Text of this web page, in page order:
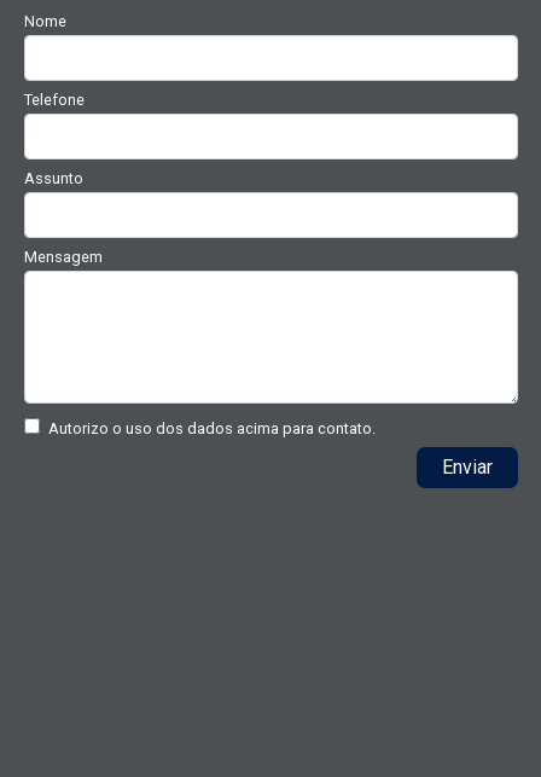
Nome
Telefone
Assunto
Mensagem
Autorizo o uso dos dados acima para contato.
Enviar